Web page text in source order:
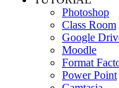
Photoshop
Class Room
Google
Moodle
Format
Power Point